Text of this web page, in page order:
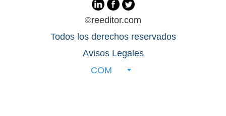
©reeditor.com
Todos los derechos reservados
Avisos Legales